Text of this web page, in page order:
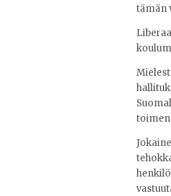
tämän